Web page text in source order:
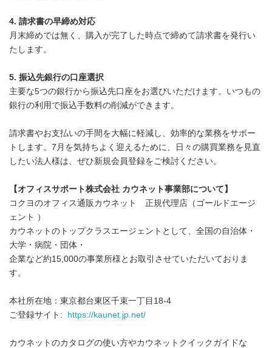
4. 請求書の早締め対応
月末締めでは無く、購入が完了した時点で締めて請求書を発行い
たします。
5. 振込先銀行の口座選択
主要な5つの銀行から振込先口座をお選びいただけます。いつもの
銀行の利用で振込手数料の削減ができます。
請求書やお支払いの手間を大幅に軽減し、効率的な業務をサポー
トします。7月を気持ちよく迎えるために、日々の購買業務を見直
したい法人様は、ぜひ新規会員登録をご検討ください。
【オフィスサポート株式会社 カウネット事業部について】
コクヨのオフィス通販カウネット 正規代理店（ゴールドエージ
ェント ）
カウネットのトップクラスエージェントとして、全国の自治体・
大学・病院・団体・
企業など約15,000の事業所様とお取引させていただいておりま
す。
本社所在地：東京都台東区千束一丁目18-4
ご登録サイト:
https://kaunet.jp.net/
カウネットのカタログの使い方やカウネットクイックガイドな